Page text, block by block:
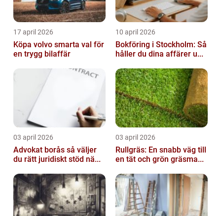
17 april 2026
Köpa volvo smarta val för
en trygg bilaffär
10 april 2026
Bokföring i Stockholm: Så
håller du dina affärer u...
03 april 2026
Advokat borås så väljer
du rätt juridiskt stöd nä...
03 april 2026
Rullgräs: En snabb väg till
en tät och grön gräsma...